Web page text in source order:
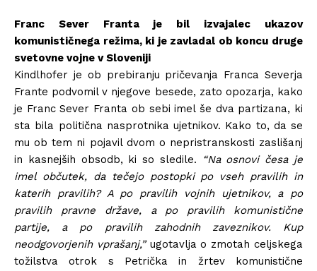
Franc Sever Franta je bil izvajalec ukazov
komunističnega režima, ki je zavladal ob koncu druge
svetovne vojne v Sloveniji
Kindlhofer je ob prebiranju pričevanja Franca Severja
Frante podvomil v njegove besede, zato opozarja, kako
je Franc Sever Franta ob sebi imel še dva partizana, ki
sta bila politična nasprotnika ujetnikov. Kako to, da se
mu ob tem ni pojavil dvom o nepristranskosti zaslišanj
in kasnejših obsodb, ki so sledile. “Na osnovi česa je
imel občutek, da tečejo postopki po vseh pravilih in
katerih pravilih? A po pravilih vojnih ujetnikov, a po
pravilih pravne države, a po pravilih komunistične
partije, a po pravilih zahodnih zaveznikov. Kup
neodgovorjenih vprašanj,”ugotavlja o zmotah celjskega
tožilstva otrok s Petrička in žrtev komunistične